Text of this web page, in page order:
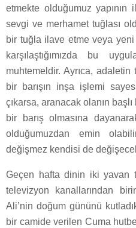
etmekte olduğumuz yapının
sevgi ve merhamet tuğlası
bir tuğla ilave etme veya yeni
karşılaştığımızda bu
muhtemeldir. Ayrıca,
bir barışın inşa işlemi
çıkarsa, aranacak olanın
bir barış olmasına
olduğumuzdan emin
değişmez kendisi de
Geçen hafta dinin iki yavan
televizyon kanallarından
Ali’nin doğum gününü
bir camide verilen Cuma